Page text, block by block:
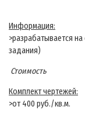
Информация:
>разрабатывается
задания)
Стоимость
Комплект чертежей:
>от 400 руб./кв.м.